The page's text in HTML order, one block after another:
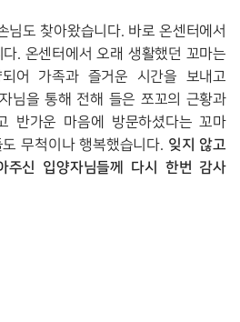
님도 찾아왔습니다. 바로 온센터에서
다. 온센터에서 오래 생활했던 꼬마는
어 가족과 즐거운 시간을 보내고
님을 통해 전해 들은 쪼꼬의 근황과
반가운 마음에 방문하셨다는 꼬마
무척이나 행복했습니다. 잊지 않고
주신 입양자님들께 다시 한번 감사